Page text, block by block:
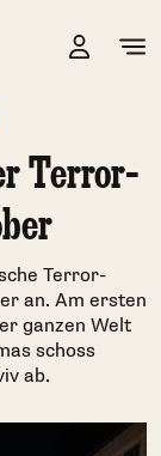
Terror-
Terror-
an. Am ersten
ganzen Welt
schoss
ab.